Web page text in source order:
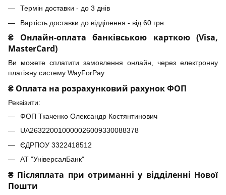
Термін доставки - до 3 днів
Вартість доставки до відділення - від 60 грн.
₴ Онлайн-оплата банківською карткою (Visa,
MasterCard)
Ви можете сплатити замовлення онлайн, через електронну
платіжну систему WayForPay
₴ Оплата на розрахунковий рахунок ФОП
Реквізити:
ФОП Ткаченко Олександр Костянтинович
UA263220010000026009330088378
ЄДРПОУ 3322418512
АТ "УніверсалБанк"
₴ Післяплата при отриманні у відділенні Нової
Пошти